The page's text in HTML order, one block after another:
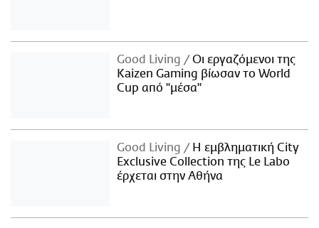
Good Living
Οι εργαζόμενοι της
Kaizen Gaming βίωσαν το World
Cup από "μέσα"
Good Living
Η εμβληματική City
Exclusive Collection της Le Labo
έρχεται στην Αθήνα